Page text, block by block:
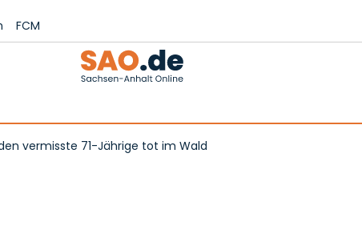
FCM
vermisste 71-Jährige tot im Wald